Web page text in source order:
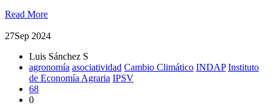
Read More
27Sep 2024
Luis Sánchez S
agronomía asociatividad Cambio Climático INDAP Instituto
de Economía Agraria IPSV
68
0